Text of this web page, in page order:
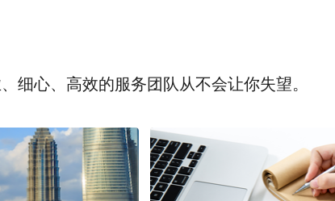
细心、高效的服务团队从不会让你失望。